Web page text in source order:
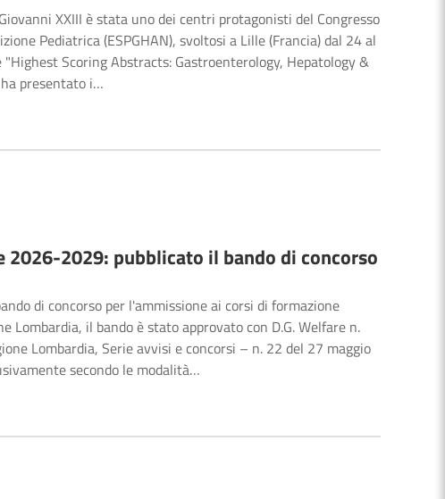
XXIII è stata uno dei centri protagonisti del Congresso
Pediatrica (ESPGHAN), svoltosi a Lille (Francia) dal 24 al
Scoring Abstracts: Gastroenterology, Hepatology &
presentato i…
2029: pubblicato il bando di concorso
di concorso per l'ammissione ai corsi di formazione
il bando è stato approvato con D.G. Welfare n.
Lombardia, Serie avvisi e concorsi – n. 22 del 27 maggio
secondo le modalità…